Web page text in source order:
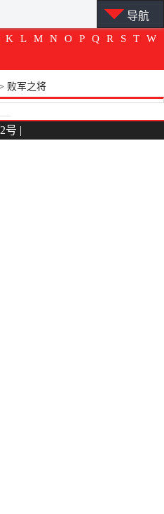
K L M N O P Q R S T
W
导航
败军之将
号 |